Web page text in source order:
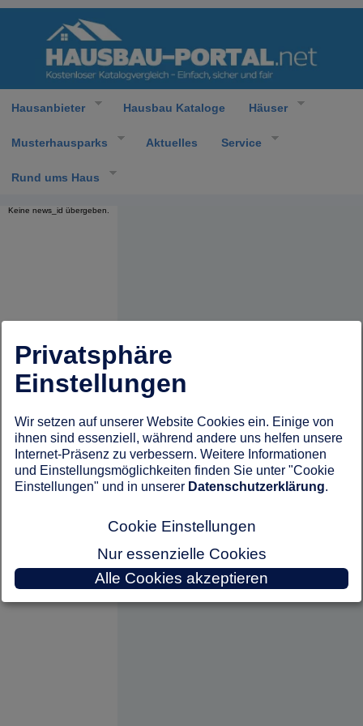
Hausanbieter Hausbau Kataloge Häuser
Musterhausparks Aktuelles Service
Rund ums Haus
Keine news_id übergeben.
Privatsphäre
Einstellungen
Wir setzen auf unserer Website Cookies ein. Einige von
ihnen sind essenziell, während andere uns helfen unsere
Internet-Präsenz zu verbessern. Weitere Informationen
und Einstellungsmöglichkeiten finden Sie unter "Cookie
Einstellungen" und in unserer Datenschutzerklärung.
Cookie Einstellungen
Nur essenzielle Cookies
Alle Cookies akzeptieren